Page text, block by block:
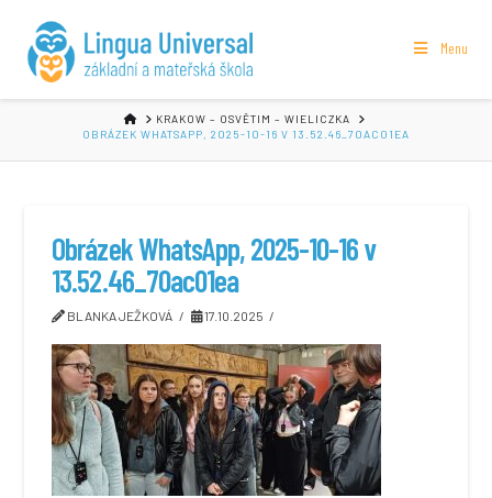
Menu
HOMEKRAKOW – OSVĚTIM – WIELICZKA
OBRÁZEK WHATSAPP, 2025-10-16 V 13.52.46_70AC01EA
Obrázek WhatsApp, 2025-10-16 v
13.52.46_70ac01ea
BLANKA JEŽKOVÁ 17.10.2025